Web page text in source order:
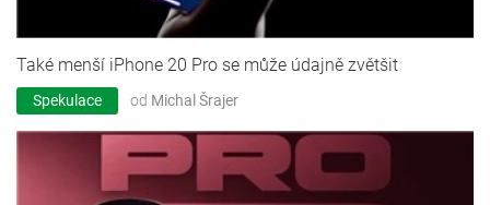
Také menší iPhone 20 Pro se může údajně zvětšit
Spekulace od Michal Šrajer